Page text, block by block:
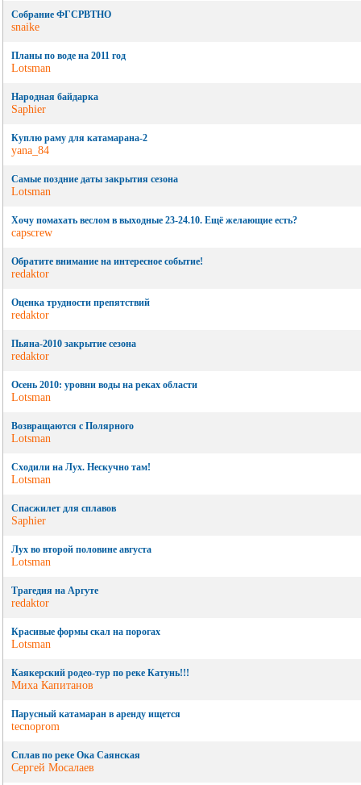
Собрание ФГСРВТНО
snaike
Планы по воде на 2011 год
Lotsman
Народная байдарка
Saphier
Куплю раму для катамарана-2
yana_84
Самые поздние даты закрытия сезона
Lotsman
Хочу помахать веслом в выходные 23-24.10. Ещё желающие есть?
capscrew
Обратите внимание на интересное событие!
redaktor
Оценка трудности препятствий
redaktor
Пьяна-2010 закрытие сезона
redaktor
Осень 2010: уровни воды на реках области
Lotsman
Возвращаются с Полярного
Lotsman
Сходили на Лух. Нескучно там!
Lotsman
Спасжилет для сплавов
Saphier
Лух во второй половине августа
Lotsman
Трагедия на Аргуте
redaktor
Красивые формы скал на порогах
Lotsman
Каякерский родео-тур по реке Катунь!!!
Миха Капитанов
Парусный катамаран в аренду ищется
tecnoprom
Сплав по реке Ока Саянская
Сергей Мосалаев